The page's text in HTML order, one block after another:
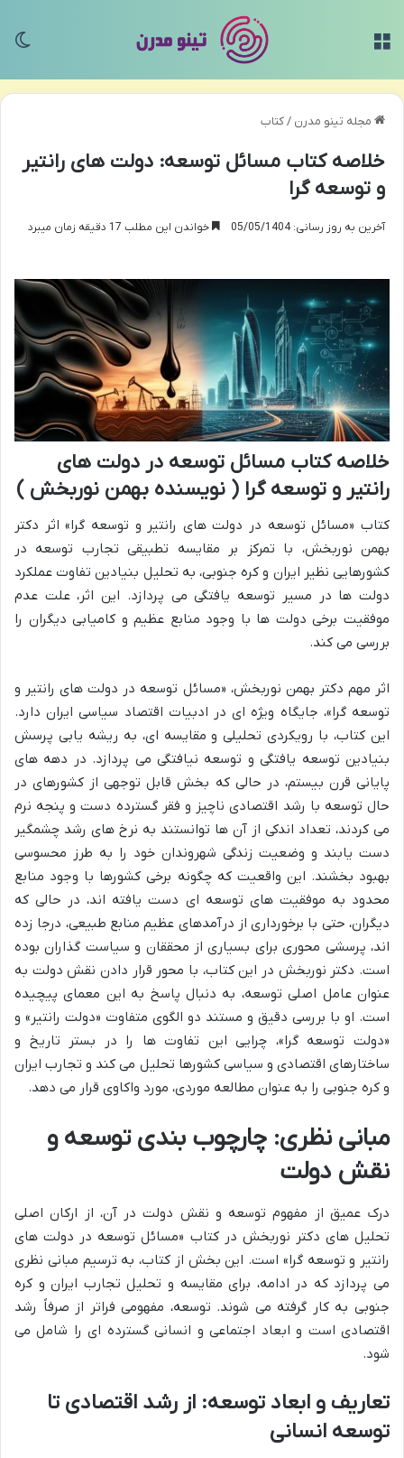
مجله تینو مدرن /کتاب
خلاصه کتاب مسائل توسعه: دولت های رانتیر
و توسعه گرا
آخرین به روز رسانی: 05/05/1404 خواندن این مطلب 17 دقیقه زمان میبرد
خلاصه کتاب مسائل توسعه در دولت های
رانتیر و توسعه گرا ( نویسنده بهمن نوربخش )
کتاب «مسائل توسعه در دولت های رانتیر و توسعه گرا» اثر دکتر
بهمن نوربخش، با تمرکز بر مقایسه تطبیقی تجارب توسعه در
کشورهایی نظیر ایران و کره جنوبی، به تحلیل بنیادین تفاوت عملکرد
دولت ها در مسیر توسعه یافتگی می پردازد. این اثر، علت عدم
موفقیت برخی دولت ها با وجود منابع عظیم و کامیابی دیگران را
بررسی می کند.
اثر مهم دکتر بهمن نوربخش، «مسائل توسعه در دولت های رانتیر و
توسعه گرا»، جایگاه ویژه ای در ادبیات اقتصاد سیاسی ایران دارد.
این کتاب، با رویکردی تحلیلی و مقایسه ای، به ریشه یابی پرسش
بنیادین توسعه یافتگی و توسعه نیافتگی می پردازد. در دهه های
پایانی قرن بیستم، در حالی که بخش قابل توجهی از کشورهای در
حال توسعه با رشد اقتصادی ناچیز و فقر گسترده دست و پنجه نرم
می کردند، تعداد اندکی از آن ها توانستند به نرخ های رشد چشمگیر
دست یابند و وضعیت زندگی شهروندان خود را به طرز محسوسی
بهبود بخشند. این واقعیت که چگونه برخی کشورها با وجود منابع
محدود به موفقیت های توسعه ای دست یافته اند، در حالی که
دیگران، حتی با برخورداری از درآمدهای عظیم منابع طبیعی، درجا زده
اند، پرسشی محوری برای بسیاری از محققان و سیاست گذاران بوده
است. دکتر نوربخش در این کتاب، با محور قرار دادن نقش دولت به
عنوان عامل اصلی توسعه، به دنبال پاسخ به این معمای پیچیده
است. او با بررسی دقیق و مستند دو الگوی متفاوت «دولت رانتیر» و
«دولت توسعه گرا»، چرایی این تفاوت ها را در بستر تاریخ و
ساختارهای اقتصادی و سیاسی کشورها تحلیل می کند و تجارب ایران
و کره جنوبی را به عنوان مطالعه موردی، مورد واکاوی قرار می دهد.
مبانی نظری: چارچوب بندی توسعه و
نقش دولت
درک عمیق از مفهوم توسعه و نقش دولت در آن، از ارکان اصلی
تحلیل های دکتر نوربخش در کتاب «مسائل توسعه در دولت های
رانتیر و توسعه گرا» است. این بخش از کتاب، به ترسیم مبانی نظری
می پردازد که در ادامه، برای مقایسه و تحلیل تجارب ایران و کره
جنوبی به کار گرفته می شوند. توسعه، مفهومی فراتر از صرفاً رشد
اقتصادی است و ابعاد اجتماعی و انسانی گسترده ای را شامل می
شود.
تعاریف و ابعاد توسعه: از رشد اقتصادی تا
توسعه انسانی